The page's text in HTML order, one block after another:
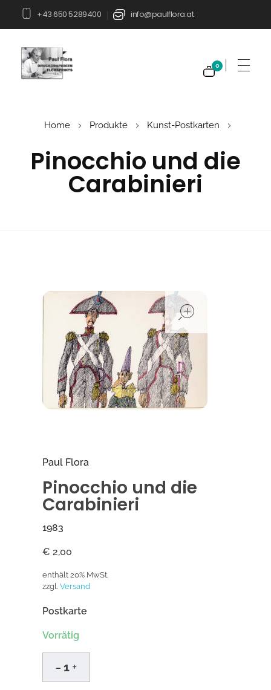
+43 650 5289400 info@paulflora.at
0
Home Produkte Kunst-Postkarten
Pinocchio und die
Carabinieri
Paul Flora
Pinocchio und die
Carabinieri
1983
€ 2,00
enthält 20% MwSt.
zzgl. Versand
Postkarte
Vorrätig